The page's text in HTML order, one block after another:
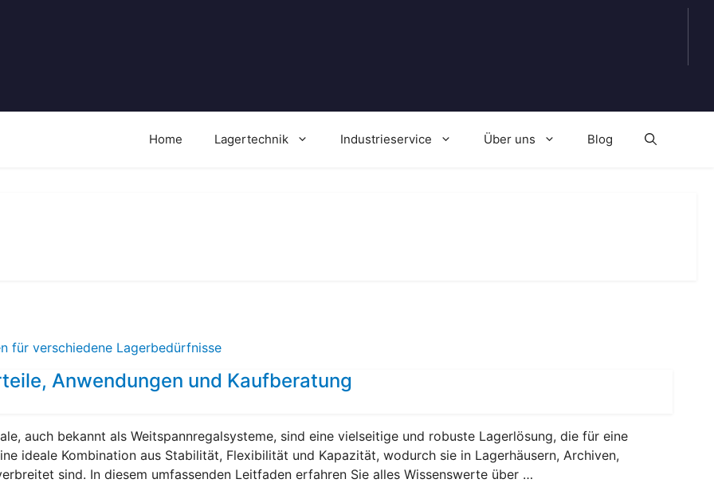
Home Lagertechnik Industrieservice Über uns Blog
Anwendungen und Kaufberatung
auch bekannt als Weitspannregalsysteme, sind eine vielseitige und robuste Lagerlösung, die für eine
ideale Kombination aus Stabilität, Flexibilität und Kapazität, wodurch sie in Lagerhäusern, Archiven,
sind. In diesem umfassenden Leitfaden erfahren Sie alles Wissenswerte über …